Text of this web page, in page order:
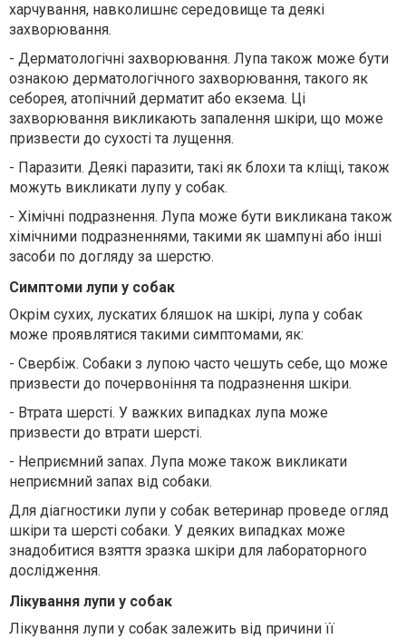
харчування, навколишнє середовище та деякі
захворювання.
- Дерматологічні захворювання. Лупа також може бути
ознакою дерматологічного захворювання, такого як
себорея, атопічний дерматит або екзема. Ці
захворювання викликають запалення шкіри, що може
призвести до сухості та лущення.
- Паразити. Деякі паразити, такі як блохи та кліщі, також
можуть викликати лупу у собак.
- Хімічні подразнення. Лупа може бути викликана також
хімічними подразненнями, такими як шампуні або інші
засоби по догляду за шерстю.
Симптоми лупи у собак
Окрім сухих, лускатих бляшок на шкірі, лупа у собак
може проявлятися такими симптомами, як:
- Свербіж. Собаки з лупою часто чешуть себе, що може
призвести до почервоніння та подразнення шкіри.
- Втрата шерсті. У важких випадках лупа може
призвести до втрати шерсті.
- Неприємний запах. Лупа може також викликати
неприємний запах від собаки.
Для діагностики лупи у собак ветеринар проведе огляд
шкіри та шерсті собаки. У деяких випадках може
знадобитися взяття зразка шкіри для лабораторного
дослідження.
Лікування лупи у собак
Лікування лупи у собак залежить від причини її